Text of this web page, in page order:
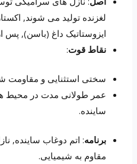
لغزنده تولید می شوند,
ایزوستاتیک داغ (باسن), پس
نقاط قوت:
سختی استثنایی و مقاومت
عمر طولانی مدت در محیط
ساینده.
برنامه: اتم دوغاب ساینده,
مقاوم به شیمیایی.